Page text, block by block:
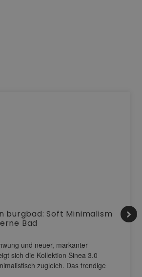
burgbad: Soft Minimalism
Bad
und neuer, markanter
sich die Kollektion Sinea 3.0
zugleich. Das trendige